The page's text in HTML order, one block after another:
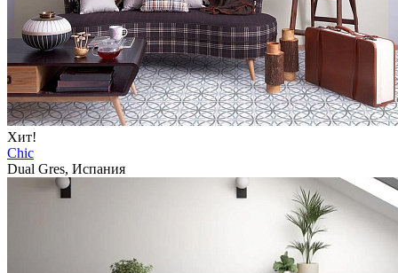
Хит!
Chic
Dual Gres, Испания